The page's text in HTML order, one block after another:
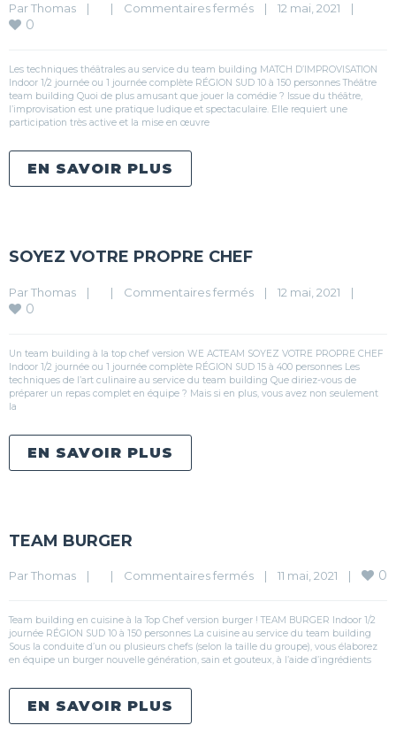
Par Thomas | | Commentaires fermés | 12 mai, 2021 |
0
Les techniques théâtrales au service du team building MATCH D’IMPROVISATION
Indoor 1/2 journée ou 1 journée complète RÉGION SUD 10 à 150 personnes Théâtre
team building Quoi de plus amusant que jouer la comédie ? Issue du théâtre,
l’improvisation est une pratique ludique et spectaculaire. Elle requiert une
participation très active et la mise en œuvre
EN SAVOIR PLUS
SOYEZ VOTRE PROPRE CHEF
Par Thomas | | Commentaires fermés | 12 mai, 2021 |
0
Un team building à la top chef version WE ACTEAM SOYEZ VOTRE PROPRE CHEF
Indoor 1/2 journée ou 1 journée complète RÉGION SUD 15 à 400 personnes Les
techniques de l’art culinaire au service du team building Que diriez-vous de
préparer un repas complet en équipe ? Mais si en plus, vous avez non seulement
la
EN SAVOIR PLUS
TEAM BURGER
Par Thomas | | Commentaires fermés | 11 mai, 2021 | 0
Team building en cuisine à la Top Chef version burger ! TEAM BURGER Indoor 1/2
journée RÉGION SUD 10 à 150 personnes La cuisine au service du team building
Sous la conduite d’un ou plusieurs chefs (selon la taille du groupe), vous élaborez
en équipe un burger nouvelle génération, sain et gouteux, à l’aide d’ingrédients
EN SAVOIR PLUS